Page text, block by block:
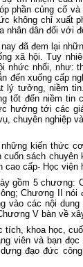
phần củng cố
không chỉ xuất
dân đối với
đã đem lại
xã hội. Tuy
nhức nhối, như:
đến xuống cấp
lý tưởng, niềm
tốt đến niềm tin
hướng tới các
chuyên nghiệp
những kiến thức
sách chuyên
cao cấp- Học viện
gồm 5
Chương II
vào các nội
V bàn về
tích, khoa học,
viên và bạn
đạo đức